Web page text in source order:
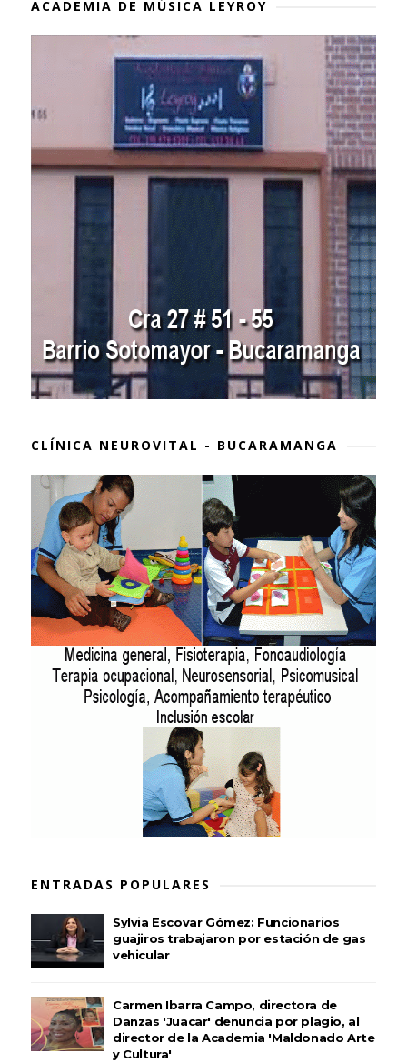
ACADEMIA DE MÚSICA LEYROY
CLÍNICA NEUROVITAL - BUCARAMANGA
ENTRADAS POPULARES
Sylvia Escovar Gómez: Funcionarios
guajiros trabajaron por estación de gas
vehicular
Carmen Ibarra Campo, directora de
Danzas 'Juacar' denuncia por plagio, al
director de la Academia 'Maldonado Arte
y Cultura'